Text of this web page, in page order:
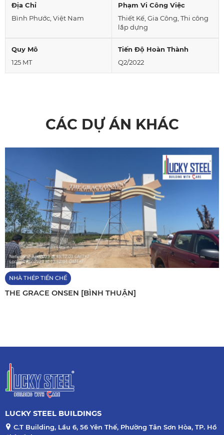
Địa Chỉ
Bình Phước, Việt Nam
Phạm Vi Công Việc
Thiết Kế, Gia Công, Thi công
lắp dựng
Quy Mô
125 MT
Tiến Độ Hoàn Thành
Q2/2022
CÁC DỰ ÁN KHÁC
NHÀ THÉP TIỀN CHẾ
THE GRACE ONSEN [BÌNH THUẬN]
LUCKY STEEL BUILDINGS
C.T Building, Lầu 6, 56 Yên Thế, Phường Tân Sơn Hòa, TP. Hồ